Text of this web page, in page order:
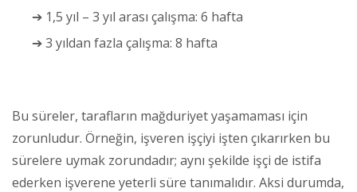
➔ 1,5 yıl – 3 yıl arası çalışma: 6 hafta
➔ 3 yıldan fazla çalışma: 8 hafta
Bu süreler, tarafların mağduriyet yaşamaması için
zorunludur. Örneğin, işveren işçiyi işten çıkarırken bu
sürelere uymak zorundadır; aynı şekilde işçi de istifa
ederken işverene yeterli süre tanımalıdır. Aksi durumda,